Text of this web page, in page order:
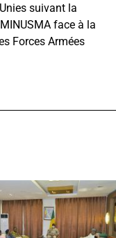
suivant la
face à la
Forces Armées